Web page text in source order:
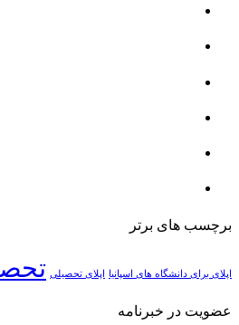
برچسب های برتر
اپلای برای دانشگاه های اسپانیا اپلای تحصیلی
عضویت در خبرنامه